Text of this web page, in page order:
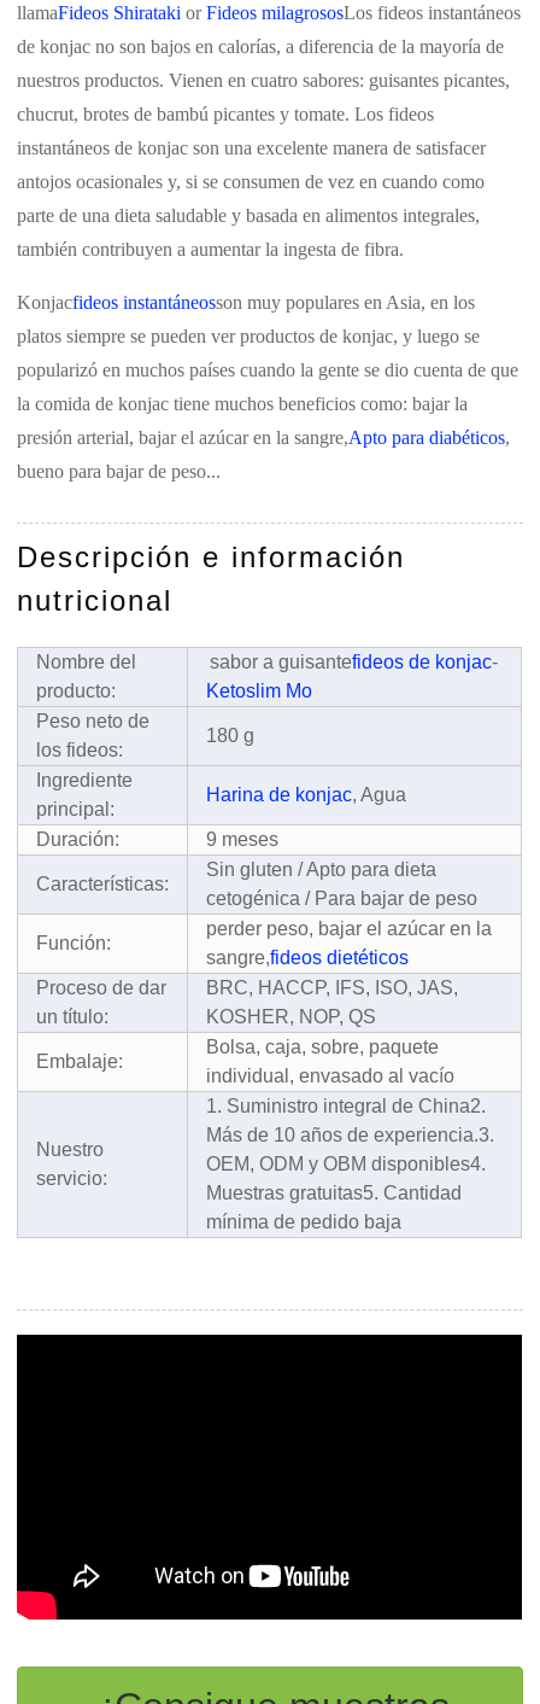
llamaFideos Shirataki orFideos milagrososLos fideos instantáneos
de konjac no son bajos en calorías, a diferencia de la mayoría de
nuestros productos. Vienen en cuatro sabores: guisantes picantes,
chucrut, brotes de bambú picantes y tomate. Los fideos
instantáneos de konjac son una excelente manera de satisfacer
antojos ocasionales y, si se consumen de vez en cuando como
parte de una dieta saludable y basada en alimentos integrales,
también contribuyen a aumentar la ingesta de fibra.
Konjacfideos instantáneosson muy populares en Asia, en los
platos siempre se pueden ver productos de konjac, y luego se
popularizó en muchos países cuando la gente se dio cuenta de que
la comida de konjac tiene muchos beneficios como: bajar la
presión arterial, bajar el azúcar en la sangre,Apto para diabéticos,
bueno para bajar de peso...
Descripción e información
nutricional
Nombre del
producto:
sabor a guisantefideos de konjac-
Ketoslim Mo
Peso neto de
los fideos:
180 g
Ingrediente
principal:
Harina de konjac, Agua
Duración: 9 meses
Características:
Sin gluten / Apto para dieta
cetogénica / Para bajar de peso
Función:
perder peso, bajar el azúcar en la
sangre,fideos dietéticos
Proceso de dar
un título:
BRC, HACCP, IFS, ISO, JAS,
KOSHER, NOP, QS
Embalaje:
Bolsa, caja, sobre, paquete
individual, envasado al vacío
Nuestro
servicio:
1. Suministro integral de China2.
Más de 10 años de experiencia.3.
OEM, ODM y OBM disponibles4.
Muestras gratuitas5. Cantidad
mínima de pedido baja